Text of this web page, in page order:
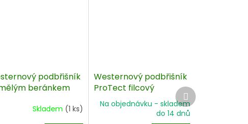
podbřišník
beránkem
Skladem (1 ks)
Westernový podbřišník
ProTect filcový
Na objednávku - skladem
do 14 dnů
Další
produkt